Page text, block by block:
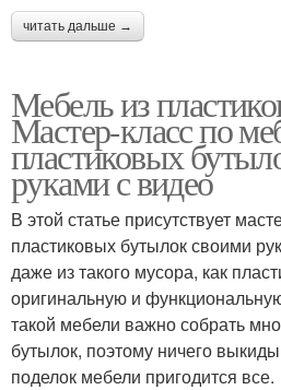
читать дальше →
Мебель из
Мастер-класс по
пластиковых
руками с видео
В этой статье присутствует
пластиковых бутылок своими
даже из такого мусора, как
оригинальную и
такой мебели важно собрать
бутылок, поэтому ничего
поделок мебели пригодится все.